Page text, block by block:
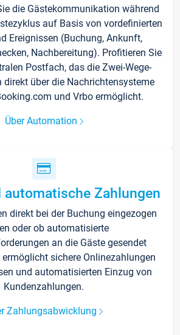
die Gästekommunikation während
auf Basis von vordefinierten
Ereignissen (Buchung, Ankunft,
Nachbereitung). Profitieren Sie
Postfach, das die Zwei-Wege-
über die Nachrichtensysteme
und Vrbo ermöglicht.
Über Automation
automatische Zahlungen
direkt bei der Buchung eingezogen
oder ob automatisierte
an die Gäste gesendet
ermöglicht sichere Onlinezahlungen
und automatisierten Einzug von
Kundenzahlungen.
Zahlungsabwicklung